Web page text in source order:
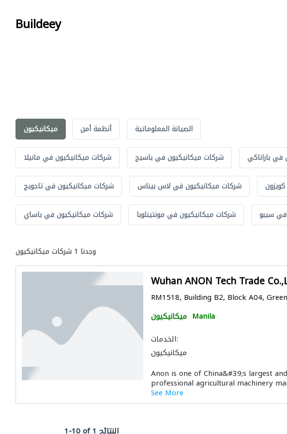
Buildeey
ميكانيكيون أنظمة أمن الصيانة المعلوماتية
شركات ميكانيكيون في مانيلا شركات ميكانيكيون في باسيج باراناكي
شركات ميكانيكيون في تاجويج شركات ميكانيكيون في لاس بيناس
شركات ميكانيكيون في باساي شركات ميكانيكيون في مونتينلوبا في سيبو
وجدنا 1 شركات ميكانيكيون
Wuhan ANON Tech Trade
RM1518, Building B2, Block A04,
ميكانيكيون Manila
الخدمات:
ميكانيكيون
Anon is one of China&#39;s largest
professional agricultural machinery
See More
1-10 of 1 النتائج